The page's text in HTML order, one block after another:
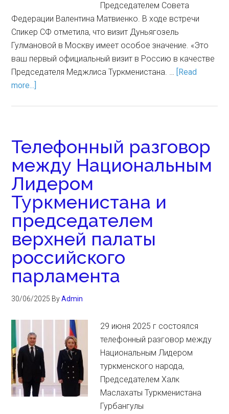
Председателем Совета
Федерации Валентина Матвиенко. В ходе встречи
Спикер СФ отметила, что визит Дуньягозель
Гулмановой в Москву имеет особое значение. «Это
ваш первый официальный визит в Россию в качестве
Председателя Меджлиса Туркменистана. … [Read
more...]
Телефонный разговор
между Национальным
Лидером
Туркменистана и
председателем
верхней палаты
российского
парламента
30/06/2025 ByAdmin
29 июня 2025 г состоялся
телефонный разговор между
Национальным Лидером
туркменского народа,
Председателем Халк
Маслахаты Туркменистана
Гурбангулы